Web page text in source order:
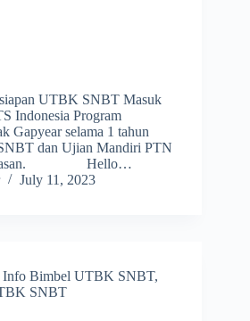
UTBK SNBT Masuk
Indonesia Program
Gapyear selama 1 tahun
dan Ujian Mandiri PTN
Hello…
July 11, 2023
Info Bimbel UTBK SNBT,
SNBT